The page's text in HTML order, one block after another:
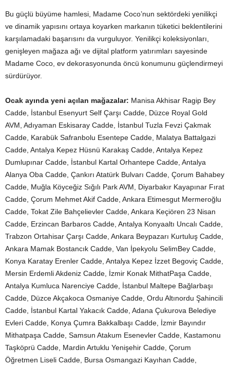
Bu güçlü büyüme hamlesi, Madame Coco’nun sektördeki yenilikçi
ve dinamik yapısını ortaya koyarken markanın tüketici beklentilerini
karşılamadaki başarısını da vurguluyor. Yenilikçi koleksiyonları,
genişleyen mağaza ağı ve dijital platform yatırımları sayesinde
Madame Coco, ev dekorasyonunda öncü konumunu güçlendirmeyi
sürdürüyor.
Ocak ayında yeni açılan mağazalar: Manisa Akhisar Ragip Bey
Cadde, İstanbul Esenyurt Self Çarşı Cadde, Düzce Royal Gold
AVM, Adıyaman Eskisaray Cadde, İstanbul Tuzla Fevzi Çakmak
Cadde, Karabük Safranbolu Esentepe Cadde, Malatya Battalgazi
Cadde, Antalya Kepez Hüsnü Karakaş Cadde, Antalya Kepez
Dumlupınar Cadde, İstanbul Kartal Orhantepe Cadde, Antalya
Alanya Oba Cadde, Çankırı Atatürk Bulvarı Cadde, Çorum Bahabey
Cadde, Muğla Köyceğiz Sığılı Park AVM, Diyarbakır Kayapınar Fırat
Cadde, Çorum Mehmet Akif Cadde, Ankara Etimesgut Mermeroğlu
Cadde, Tokat Zile Bahçelievler Cadde, Ankara Keçiören 23 Nisan
Cadde, Erzincan Barbaros Cadde, Antalya Konyaaltı Uncalı Cadde,
Trabzon Ortahisar Çarşı Cadde, Ankara Beypazarı Kurtuluş Cadde,
Ankara Mamak Bostancık Cadde, Van İpekyolu SelimBey Cadde,
Konya Karatay Erenler Cadde, Antalya Kepez İzzet Begoviç Cadde,
Mersin Erdemli Akdeniz Cadde, İzmir Konak MithatPaşa Cadde,
Antalya Kumluca Narenciye Cadde, İstanbul Maltepe Bağlarbaşı
Cadde, Düzce Akçakoca Osmaniye Cadde, Ordu Altınordu Şahincili
Cadde, İstanbul Kartal Yakacık Cadde, Adana Çukurova Belediye
Evleri Cadde, Konya Çumra Bakkalbaşı Cadde, İzmir Bayındır
Mithatpaşa Cadde, Samsun Atakum Esenevler Cadde, Kastamonu
Taşköprü Cadde, Mardin Artuklu Yenişehir Cadde, Çorum
Öğretmen Liseli Cadde, Bursa Osmangazi Kayıhan Cadde,